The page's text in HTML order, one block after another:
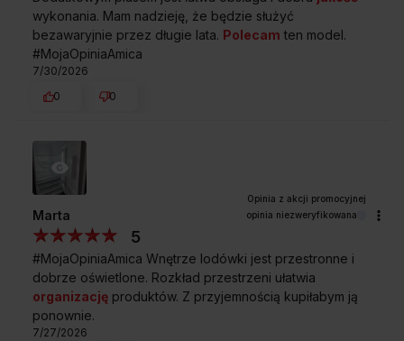
KLASA ENERGETYCZNA E
Oszczędność energii i niższe rachunki
za prąd
wykonania. Mam nadzieję, że będzie służyć
bezawaryjnie przez długie lata. Polecam ten model.
#MojaOpiniaAmica
7/30/2026
0
0
Marta opinia niezweryfikowana
5
#MojaOpiniaAmica Wnętrze lodówki jest przestronne i
dobrze oświetlone. Rozkład przestrzeni ułatwia
organizację produktów. Z przyjemnością kupiłabym ją
ponownie.
7/27/2026